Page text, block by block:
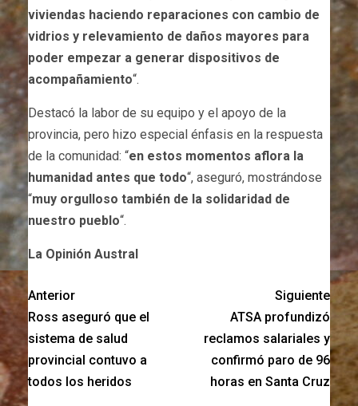
viviendas haciendo reparaciones con cambio de
vidrios y relevamiento de daños mayores para
poder empezar a generar dispositivos de
acompañamiento“.
Destacó la labor de su equipo y el apoyo de la
provincia, pero hizo especial énfasis en la respuesta
de la comunidad: “en estos momentos aflora la
humanidad antes que todo“, aseguró, mostrándose
“muy orgulloso también de la solidaridad de
nuestro pueblo“.
La Opinión Austral
Anterior
Ross aseguró que el
sistema de salud
provincial contuvo a
todos los heridos
Siguiente
ATSA profundizó
reclamos salariales y
confirmó paro de 96
horas en Santa Cruz